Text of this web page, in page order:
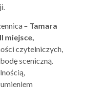
– Tamara
II miejsce,
czytelniczych,
sceniczną.